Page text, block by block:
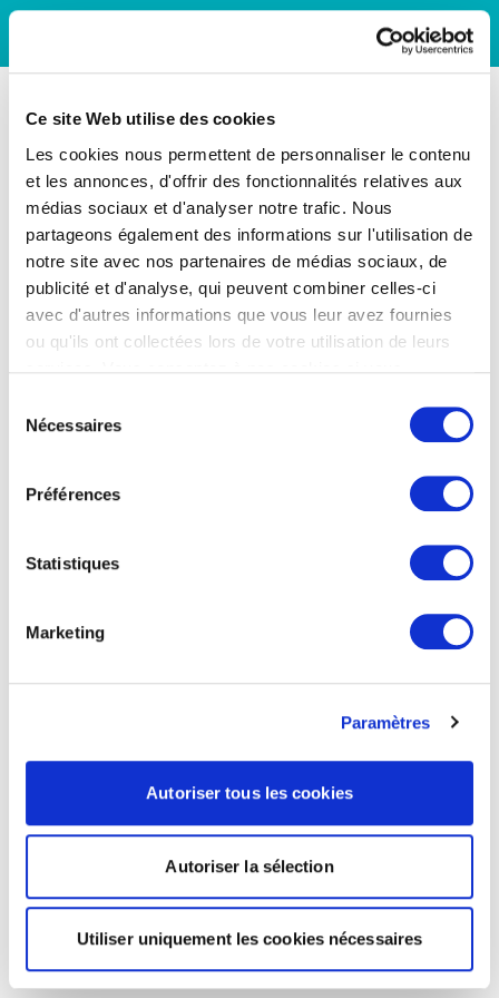
Ce site Web utilise des cookies
Les cookies nous permettent de personnaliser le contenu
et les annonces, d'offrir des fonctionnalités relatives aux
médias sociaux et d'analyser notre trafic. Nous
partageons également des informations sur l'utilisation de
notre site avec nos partenaires de médias sociaux, de
publicité et d'analyse, qui peuvent combiner celles-ci
avec d'autres informations que vous leur avez fournies
ou qu'ils ont collectées lors de votre utilisation de leurs
Nécessaires
Préférences
Statistiques
Marketing
Paramètres
Autoriser tous les cookies
Autoriser la sélection
Utiliser uniquement les cookies nécessaires